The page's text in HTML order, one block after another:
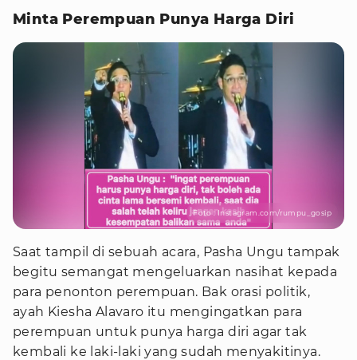
Minta Perempuan Punya Harga Diri
Foto : Instagram.com/rumpu_gosip
Saat tampil di sebuah acara, Pasha Ungu tampak
begitu semangat mengeluarkan nasihat kepada
para penonton perempuan. Bak orasi politik,
ayah Kiesha Alavaro itu mengingatkan para
perempuan untuk punya harga diri agar tak
kembali ke laki-laki yang sudah menyakitinya.